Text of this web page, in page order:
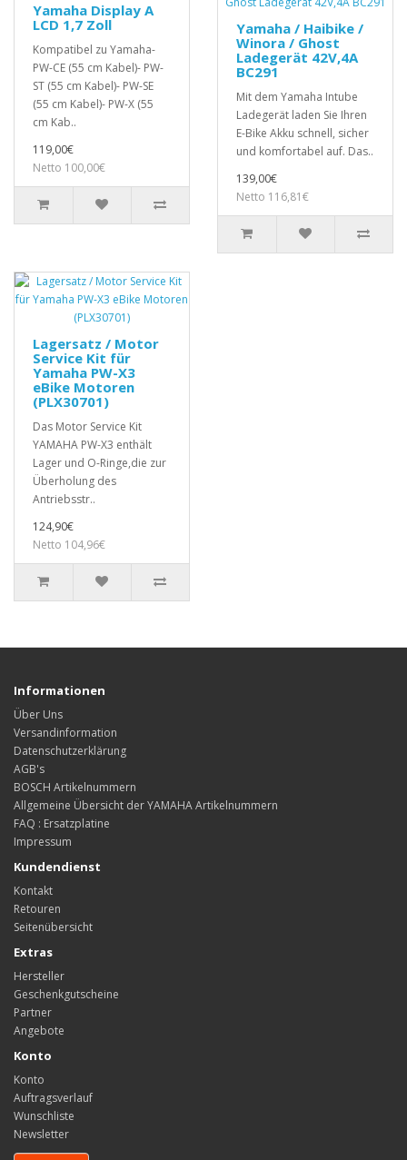
Yamaha Display A
LCD 1,7 Zoll
Kompatibel zu Yamaha-
PW-CE (55 cm Kabel)- PW-
ST (55 cm Kabel)- PW-SE
(55 cm Kabel)- PW-X (55
cm Kab..
119,00€
Netto 100,00€
Yamaha / Haibike /
Winora / Ghost
Ladegerät 42V,4A
BC291
Mit dem Yamaha Intube
Ladegerät laden Sie Ihren
E-Bike Akku schnell, sicher
und komfortabel auf. Das..
139,00€
Netto 116,81€
Lagersatz / Motor
Service Kit für
Yamaha PW-X3
eBike Motoren
(PLX30701)
Das Motor Service Kit
YAMAHA PW-X3 enthält
Lager und O-Ringe,die zur
Überholung des
Antriebsstr..
124,90€
Netto 104,96€
Informationen
Über Uns
Versandinformation
Datenschutzerklärung
AGB's
BOSCH Artikelnummern
Allgemeine Übersicht der YAMAHA Artikelnummern
FAQ : Ersatzplatine
Impressum
Kundendienst
Kontakt
Retouren
Seitenübersicht
Extras
Hersteller
Geschenkgutscheine
Partner
Angebote
Konto
Konto
Auftragsverlauf
Wunschliste
Newsletter